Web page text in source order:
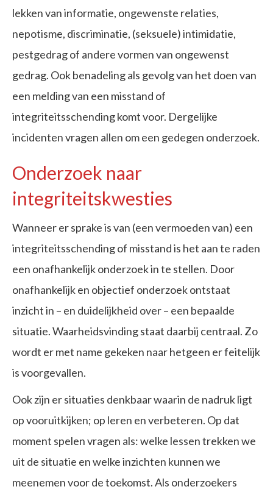
lekken van informatie, ongewenste relaties,
nepotisme, discriminatie, (seksuele) intimidatie,
pestgedrag of andere vormen van ongewenst
gedrag. Ook benadeling als gevolg van het doen van
een melding van een misstand of
integriteitsschending komt voor. Dergelijke
incidenten vragen allen om een gedegen onderzoek.
Onderzoek naar
integriteitskwesties
Wanneer er sprake is van (een vermoeden van) een
integriteitsschending of misstand is het aan te raden
een onafhankelijk onderzoek in te stellen. Door
onafhankelijk en objectief onderzoek ontstaat
inzicht in – en duidelijkheid over – een bepaalde
situatie. Waarheidsvinding staat daarbij centraal. Zo
wordt er met name gekeken naar hetgeen er feitelijk
is voorgevallen.
Ook zijn er situaties denkbaar waarin de nadruk ligt
op vooruitkijken; op leren en verbeteren. Op dat
moment spelen vragen als: welke lessen trekken we
uit de situatie en welke inzichten kunnen we
meenemen voor de toekomst. Als onderzoekers